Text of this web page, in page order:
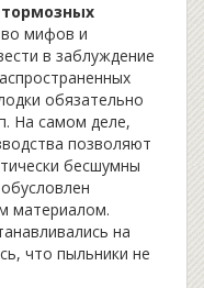
тормозных
мифов и
в заблуждение
обязательно
На самом деле,
позволяют
бесшумны
материалом.
на
что пыльники не